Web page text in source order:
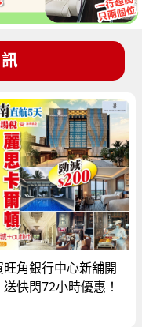
旺角銀行中心新舖開
送快閃72小時優惠！